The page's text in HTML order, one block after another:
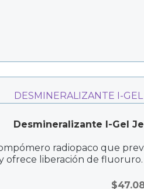
Desmineralizante I-Gel
radiopaco que
ofrece liberación de
$